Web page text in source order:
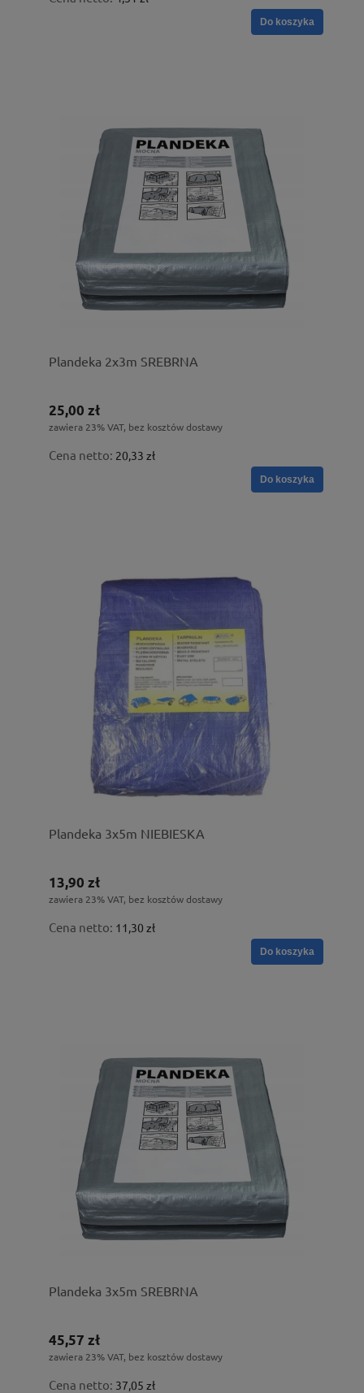
Do koszyka
Plandeka 2x3m SREBRNA
25,00 zł
zawiera 23% VAT, bez kosztów dostawy
Cena netto: 20,33 zł
Do koszyka
Plandeka 3x5m NIEBIESKA
13,90 zł
zawiera 23% VAT, bez kosztów dostawy
Cena netto: 11,30 zł
Do koszyka
Plandeka 3x5m SREBRNA
45,57 zł
zawiera 23% VAT, bez kosztów dostawy
Cena netto: 37,05 zł